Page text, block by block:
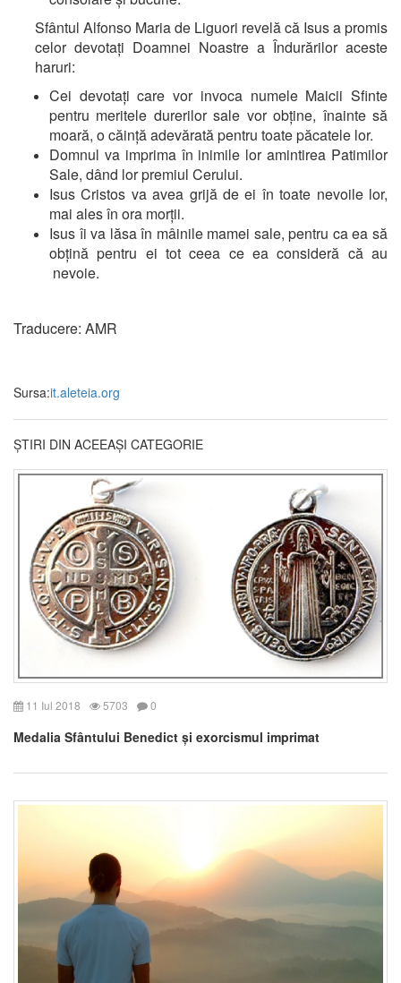
Sfântul Alfonso Maria de Liguori revelă că Isus a promis
celor devotați Doamnei Noastre a Îndurărilor aceste
haruri:
Cei devotați care vor invoca numele Maicii Sfinte
pentru meritele durerilor sale vor obține, înainte să
moară, o căință adevărată pentru toate păcatele lor.
Domnul va imprima în inimile lor amintirea Patimilor
Sale, dând lor premiul Cerului.
Isus Cristos va avea grijă de ei în toate nevoile lor,
mai ales în ora morții.
Isus îi va lăsa în mâinile mamei sale, pentru ca ea să
obțină pentru ei tot ceea ce ea consideră că au
nevoie.
Traducere: AMR
Sursa:it.aleteia.org
ȘTIRI DIN ACEEAȘI CATEGORIE
11 Iul 2018 5703 0
Medalia Sfântului Benedict și exorcismul imprimat